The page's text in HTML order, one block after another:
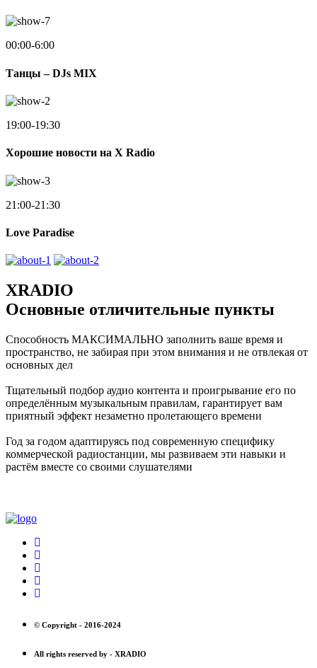
00:00-6:00
Танцы – DJs MIX
19:00-19:30
Хорошие новости на X Radio
21:00-21:30
Love Paradise
XRADIO
Основные отличительные пункты
Способность МАКСИМАЛЬНО заполнить ваше время и
пространство, не забирая при этом внимания и не отвлекая от
основных дел
Тщательный подбор аудио контента и проигрывание его по
определённым музыкальным правилам, гарантирует вам
приятный эффект незаметно пролетающего времени
Год за годом адаптируясь под современную специфику
коммерческой радиостанции, мы развиваем эти навыки и
растём вместе со своими слушателями
© Copyright - 2016-2024
All rights reserved by - XRADIO